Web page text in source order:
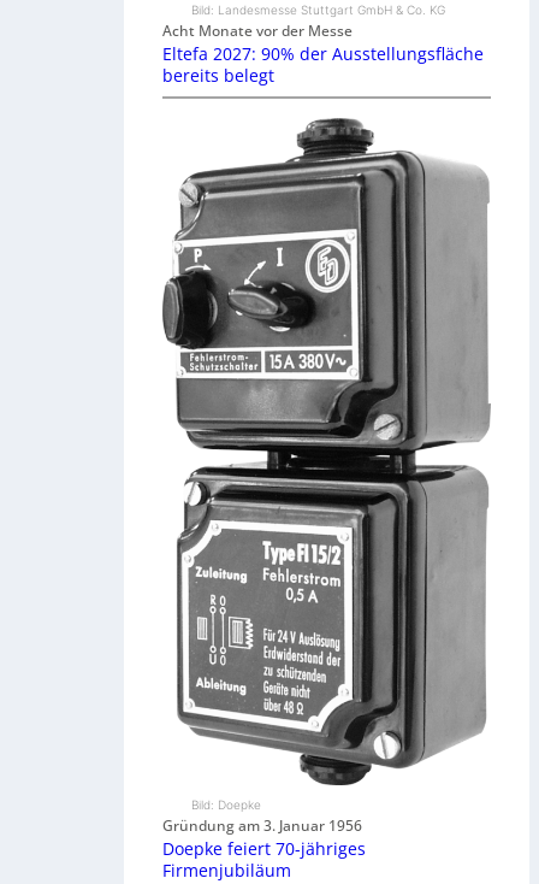
Bild: Landesmesse Stuttgart GmbH & Co. KG
Acht Monate vor der Messe
Eltefa 2027: 90% der Ausstellungsfläche
bereits belegt
Bild: Doepke
Gründung am 3. Januar 1956
Doepke feiert 70-jähriges
Firmenjubiläum